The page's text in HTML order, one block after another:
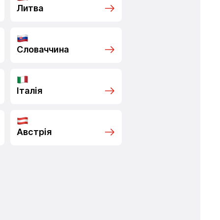
Литва
Словаччина
Італія
Австрія